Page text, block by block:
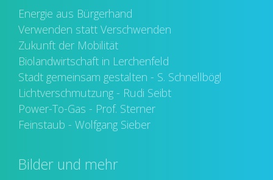
Energie aus Bürgerhand
Verwenden statt Verschwenden
Zukunft der Mobilität
Biolandwirtschaft in Lerchenfeld
Stadt gemeinsam gestalten - S. Schnellbögl
Lichtverschmutzung - Rudi Seibt
Power-To-Gas - Prof. Sterner
Feinstaub - Wolfgang Sieber
Bilder und mehr